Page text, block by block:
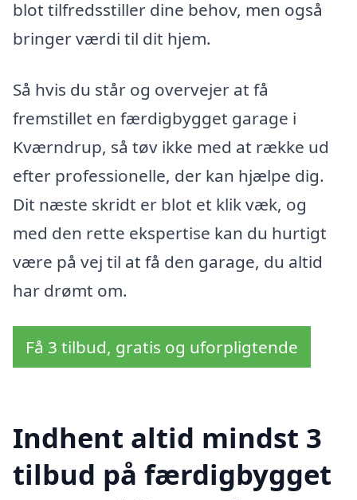
blot tilfredsstiller dine behov, men også
bringer værdi til dit hjem.
Så hvis du står og overvejer at få
fremstillet en færdigbygget garage i
Kværndrup, så tøv ikke med at række ud
efter professionelle, der kan hjælpe dig.
Dit næste skridt er blot et klik væk, og
med den rette ekspertise kan du hurtigt
være på vej til at få den garage, du altid
har drømt om.
Få 3 tilbud, gratis og uforpligtende
Indhent altid mindst 3
tilbud på færdigbygget